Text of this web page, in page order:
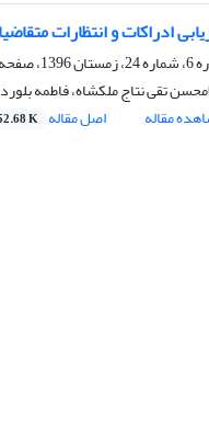
ادراکات و انتظارات
صفحه
تقی نتاج ملکشاه، فاطمه
مقاله
اصل مقاله K